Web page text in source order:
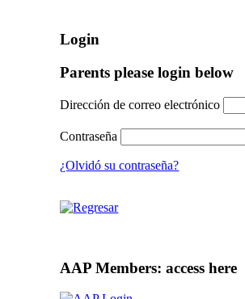
Login
Parents please login below
Dirección de correo electrónico
Contraseña
¿Olvidó su contraseña?
AAP Members: access here